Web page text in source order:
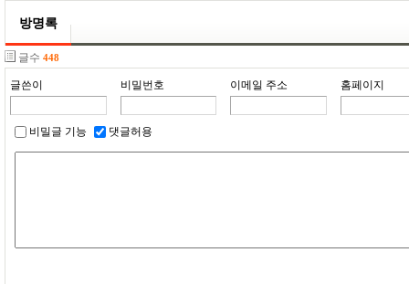
방명록
글수 448
글쓴이 비밀번호 이메일 주소 홈페이지
비밀글 기능 댓글허용